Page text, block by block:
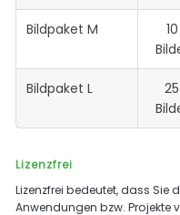
Bildpaket M
10
Bildpaket L
25
Lizenzfrei
Lizenzfrei bedeutet, dass Sie
Anwendungen bzw. Projekte